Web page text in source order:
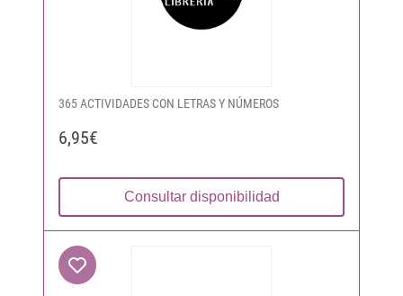
365 ACTIVIDADES CON LETRAS Y NÚMEROS
6,95€
Consultar disponibilidad